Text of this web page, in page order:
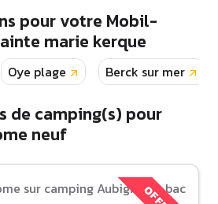
pour votre Mobil-
marie kerque
Oye plage Berck sur mer
de camping(s) pour
neuf